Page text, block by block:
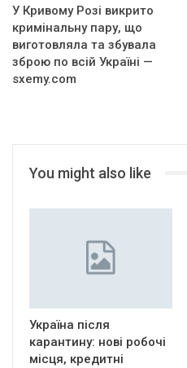
У Кривому Розі викрито
кримінальну пару, що
виготовляла та збувала
зброю по всій Україні —
sxemy.com
You might also like
Україна після
карантину: нові робочі
місця, кредитні